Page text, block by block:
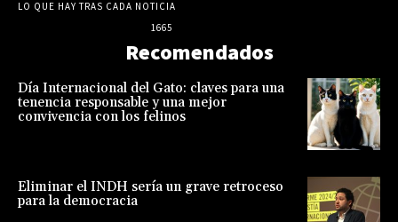
LO QUE HAY TRAS CADA NOTICIA
1665
Recomendados
Día Internacional del Gato: claves para una
tenencia responsable y una mejor
convivencia con los felinos
Eliminar el INDH sería un grave retroceso
para la democracia